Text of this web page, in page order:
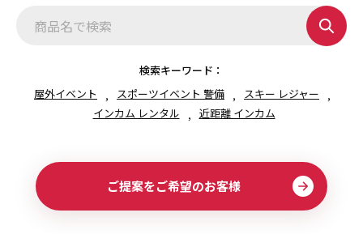
検索キーワード：
屋外イベント
スポーツイベント 警備
スキー レジャー
インカム レンタル
近距離 インカム
ご提案をご希望のお客様